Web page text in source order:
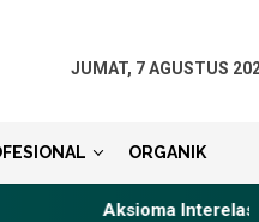
JUMAT, 7 AGUSTUS
ORGANIK
Aksioma Interelasi,